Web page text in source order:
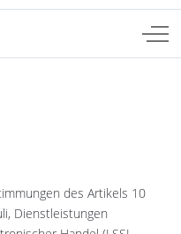
Off-
des Artikels 10
Dienstleistungen